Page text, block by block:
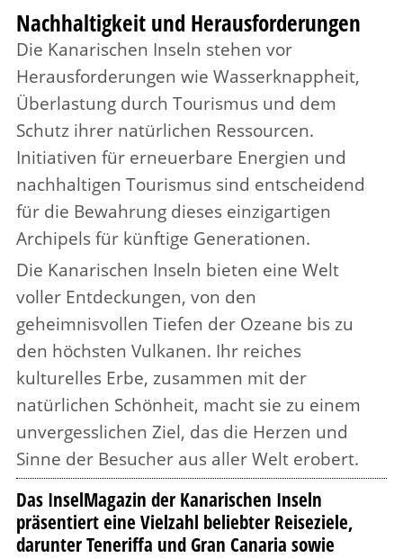
Nachhaltigkeit und Herausforderungen
Die Kanarischen Inseln stehen vor
Herausforderungen wie Wasserknappheit,
Überlastung durch Tourismus und dem
Schutz ihrer natürlichen Ressourcen.
Initiativen für erneuerbare Energien und
nachhaltigen Tourismus sind entscheidend
für die Bewahrung dieses einzigartigen
Archipels für künftige Generationen.
Die Kanarischen Inseln bieten eine Welt
voller Entdeckungen, von den
geheimnisvollen Tiefen der Ozeane bis zu
den höchsten Vulkanen. Ihr reiches
kulturelles Erbe, zusammen mit der
natürlichen Schönheit, macht sie zu einem
unvergesslichen Ziel, das die Herzen und
Sinne der Besucher aus aller Welt erobert.
Das InselMagazin der Kanarischen Inseln
präsentiert eine Vielzahl beliebter Reiseziele,
darunter Teneriffa und Gran Canaria sowie